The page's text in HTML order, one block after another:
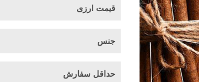
قیمت ارزی
جنس
حداقل سفارش